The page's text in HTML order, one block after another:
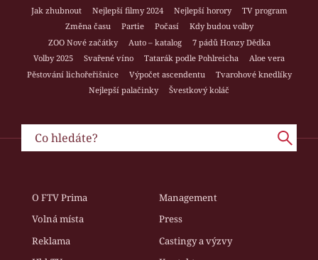
Jak zhubnout Nejlepší filmy 2024 Nejlepší horory
TV program
Změna času
Partie Počasí
Kdy budou volby
ZOO Nové začátky
Auto – katalog
7 pádů Honzy Dědka
Volby 2025
Svařené víno Tatarák podle Pohlreicha
Aloe vera
Pěstování lichořeřišnice
Výpočet ascendentu
Tvarohové knedlíky
Nejlepší palačinky
Švestkový koláč
O FTV Prima
Management
Volná místa
Press
Reklama
Castingy a výzvy